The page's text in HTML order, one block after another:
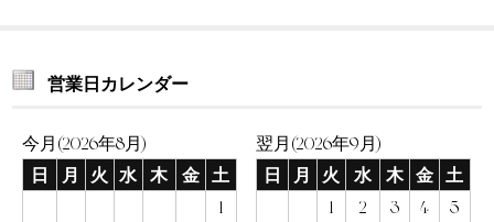
営業日カレンダー
今月(2026年8月)
日
月 火 水 木 金
土
1
翌月(2026年9月)
日
月 火 水 木 金
土
1
2 3 4
5